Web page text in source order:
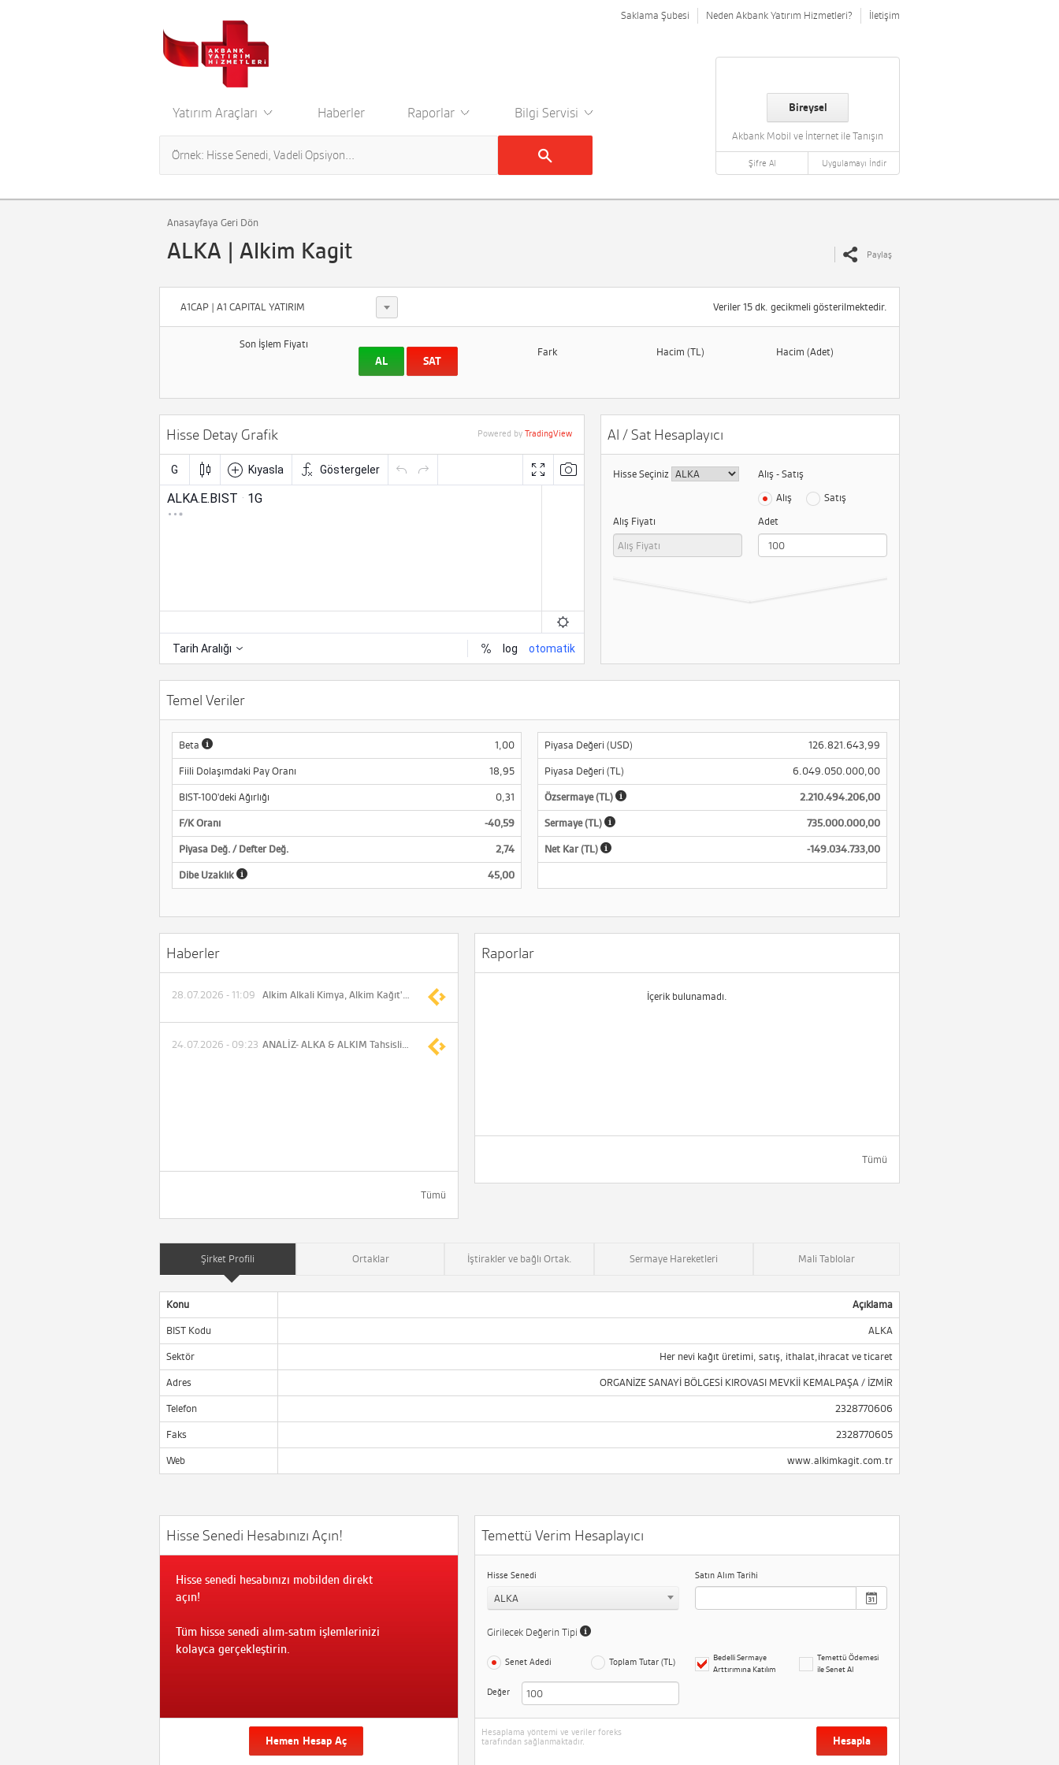
Saklama Şubesi Neden Akbank Yatırım Hizmetleri? İletişim
Bireysel
Akbank Mobil ve İnternet ile Tanışın
Şifre Al Uygulamayı İndir
Yatırım Araçları Haberler Raporlar Bilgi Servisi
Anasayfaya Geri Dön
ALKA | Alkim Kagit Paylaş
A1CAP | A1 CAPITAL YATIRIM Veriler 15 dk. gecikmeli gösterilmektedir.
Son İşlem Fiyatı
AL SAT
Fark Hacim (TL) Hacim (Adet)
Hisse Detay Grafik Powered by TradingView Al / Sat Hesaplayıcı
Hisse Seçiniz
Alış - Satış
Alış
Satış
Alış Fiyatı
Adet
Temel Veriler
Beta 1,00
Fiili Dolaşımdaki Pay Oranı 18,95
BIST-100'deki Ağırlığı 0,31
F/K Oranı -40,59
Piyasa Değ. / Defter Değ. 2,74
Dibe Uzaklık 45,00
Piyasa Değeri (USD) 126.821.643,99
Piyasa Değeri (TL) 6.049.050.000,00
Özsermaye (TL) 2.210.494.206,00
Sermaye (TL) 735.000.000,00
Net Kar (TL) -149.034.733,00
Haberler
Alkim Alkali Kimya, Alkim Kağıt'ın tahsisli sermaye artırımına iştirak edecek
28.07.2026 - 11:09
ANALİZ- ALKA & ALKIM Tahsisli sermaye artırımı hakkında yönetim kurulu kararı (Deniz Yatırım)
24.07.2026 - 09:23
Tümü
Raporlar
İçerik bulunamadı.
Tümü
Şirket Profili Ortaklar İştirakler ve bağlı Ortak. Sermaye Hareketleri Mali Tablolar
Konu Açıklama
BIST Kodu ALKA
Sektör Her nevi kağıt üretimi, satış, ithalat,ihracat ve ticaret
Adres ORGANİZE SANAYİ BÖLGESİ KIROVASI MEVKİİ KEMALPAŞA / İZMİR
Telefon 2328770606
Faks 2328770605
Web www.alkimkagit.com.tr
Hisse Senedi Hesabınızı Açın!
Hisse senedi hesabınızı mobilden direkt
açın!
Tüm hisse senedi alım-satım işlemlerinizi
kolayca gerçekleştirin.
Hemen Hesap Aç
Temettü Verim Hesaplayıcı
Hisse Senedi
ALKA
Satın Alım Tarihi
Girilecek Değerin Tipi
Senet Adedi Toplam Tutar (TL)
Bedelli Sermaye
Arttırımına Katılım
Temettü Ödemesi
ile Senet Al
Değer
Hesaplama yöntemi ve veriler foreks
tarafından sağlanmaktadır.
Hesapla